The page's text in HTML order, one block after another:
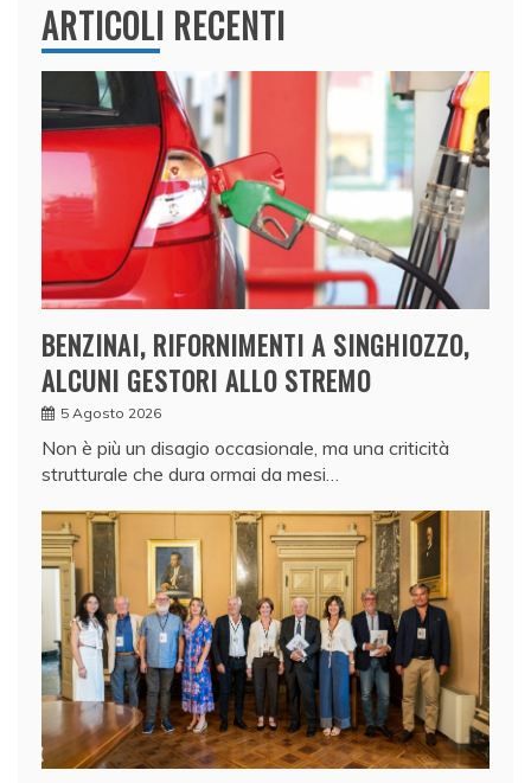
ARTICOLI RECENTI
BENZINAI, RIFORNIMENTI A SINGHIOZZO,
ALCUNI GESTORI ALLO STREMO
5 Agosto 2026
Non è più un disagio occasionale, ma una criticità
strutturale che dura ormai da mesi…